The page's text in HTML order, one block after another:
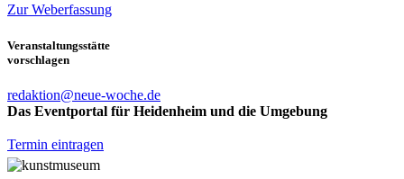
Zur Weberfassung
Veranstaltungsstätte
vorschlagen
redaktion@neue-woche.de
Das Eventportal für Heidenheim und die Umgebung
Termin eintragen